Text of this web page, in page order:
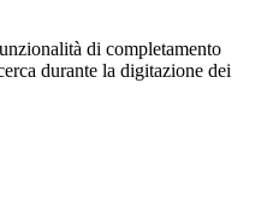
di completamento
durante la digitazione dei